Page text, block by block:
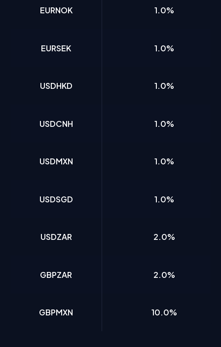
EURNOK
EURSEK
USDHKD
USDCNH
USDMXN
USDSGD
USDZAR
GBPZAR
GBPMXN
1.0%
1.0%
1.0%
1.0%
1.0%
1.0%
2.0%
2.0%
10.0%